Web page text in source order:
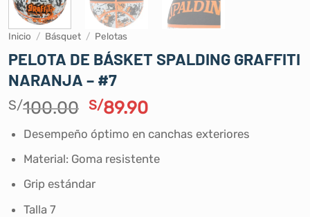
Inicio / Básquet / Pelotas
PELOTA DE BÁSKET SPALDING GRAFFITI
NARANJA – #7
S/100.00 El
precio
original
era:
S/89.90El
actual
es:
Desempeño óptimo en canchas exteriores
Material: Goma resistente
Grip estándar
Talla 7